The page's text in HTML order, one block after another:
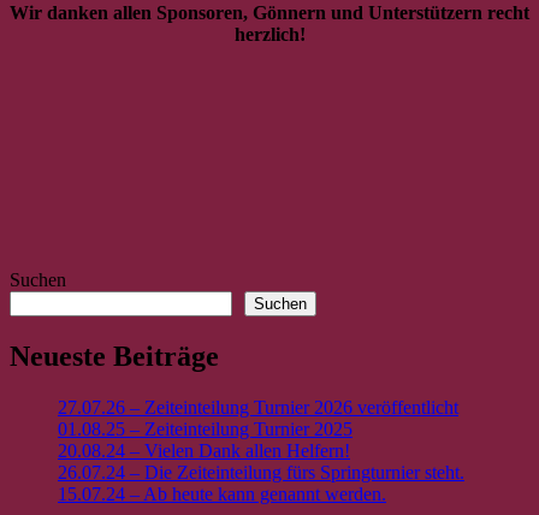
Wir danken allen Sponsoren, Gönnern und Unterstützern recht
herzlich!
Suchen
Suchen
Neueste Beiträge
27.07.26 – Zeiteinteilung Turnier 2026 veröffentlicht
01.08.25 – Zeiteinteilung Turnier 2025
20.08.24 – Vielen Dank allen Helfern!
26.07.24 – Die Zeiteinteilung fürs Springturnier steht.
15.07.24 – Ab heute kann genannt werden.